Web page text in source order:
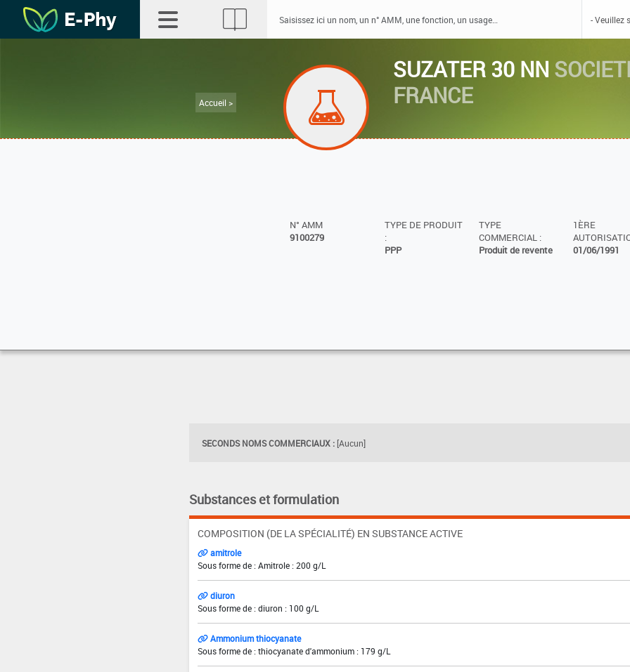
Accueil >
SUZATER 30 NN
FRANCE
N° AMM
9100279
TYPE DE PRODUIT
:
PPP
TYPE
COMMERCIAL :
Produit de revente
1ÈRE
01/06/1991
SECONDS NOMS COMMERCIAUX : [Aucun]
Substances et formulation
COMPOSITION (DE LA SPÉCIALITÉ) EN SUBSTANCE ACTIVE
amitrole
Sous forme de : Amitrole : 200 g/L
diuron
Sous forme de : diuron : 100 g/L
Ammonium thiocyanate
Sous forme de : thiocyanate d'ammonium : 179 g/L